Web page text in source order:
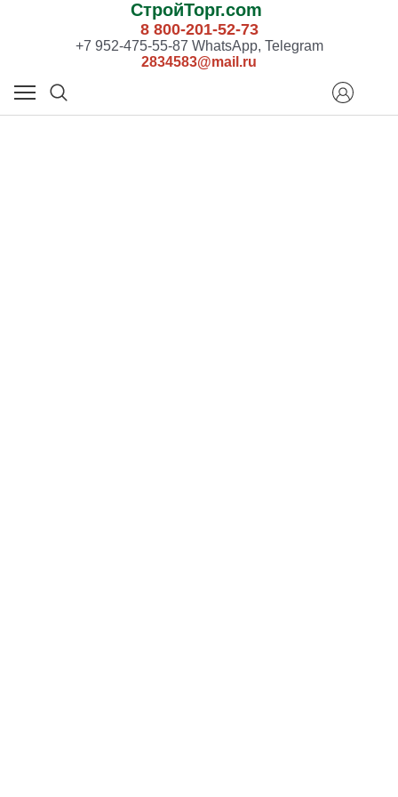
СтройТорг.com
8 800-201-52-73
+7 952-475-55-87 WhatsApp, Telegram
2834583@mail.ru